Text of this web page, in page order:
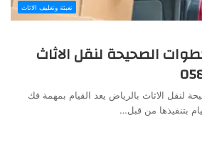
تعبئة وتغليف الاثاث
الصحيحة لنقل الاثاث
لنقل الاثاث بالرياض يعد القيام بمهمة فك
بتنفيذها من قبل…